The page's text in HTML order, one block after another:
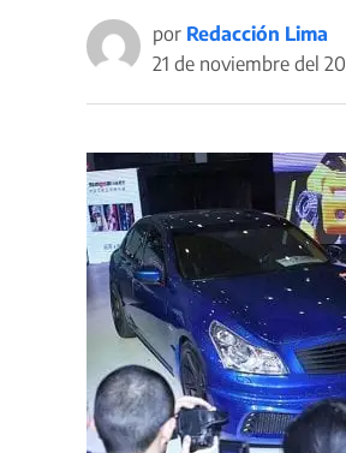
por Redacción Lima
21 de noviembre del